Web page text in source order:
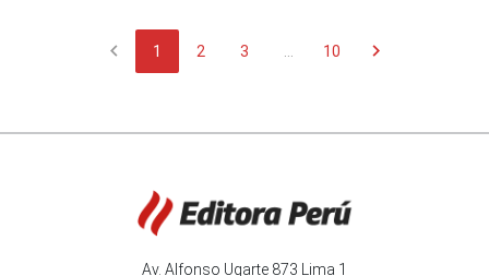
equipamiento para
chevron_left 1 2 3 10 chevron_right
Av. Alfonso Ugarte 873 Lima 1